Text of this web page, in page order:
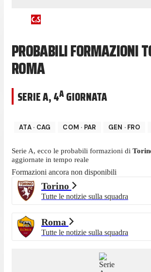
PROBABILI FORMAZIONI
ROMA
SERIE A,4AGIORNATA
ATA· CAG COM · PAR GEN · FRO
Serie A, ecco le probabili formazioni di
aggiornate in tempo reale
Formazioni ancora non disponibili
Torino
Tutte le notizie sulla squadra
Roma
Tutte le notizie sulla squadra